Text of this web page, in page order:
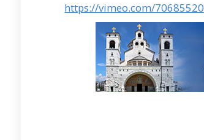
https://vimeo.com/70685520